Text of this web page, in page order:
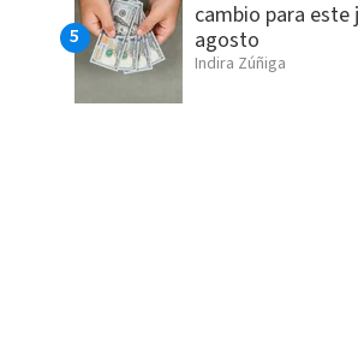
cambio para este
agosto
Indira Zúñiga